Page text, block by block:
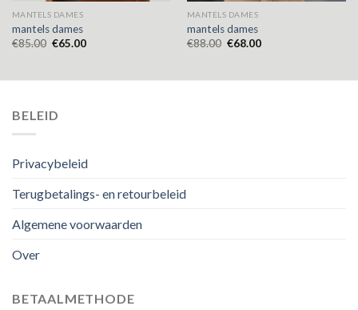
MANTELS DAMES
mantels dames
€85.00 €65.00
MANTELS DAMES
mantels dames
€88.00 €68.00
BELEID
Privacybeleid
Terugbetalings- en retourbeleid
Algemene voorwaarden
Over
BETAALMETHODE